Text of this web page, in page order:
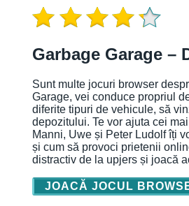
Garbage Garage –
Sunt multe jocuri browser
Garage, vei conduce propriul
diferite tipuri de vehicule, să
depozitului. Te vor ajuta cei
Manni, Uwe și Peter Ludolf îți
și cum să provoci prietenii
distractiv de la upjers și joacă
JOACĂ JOCUL